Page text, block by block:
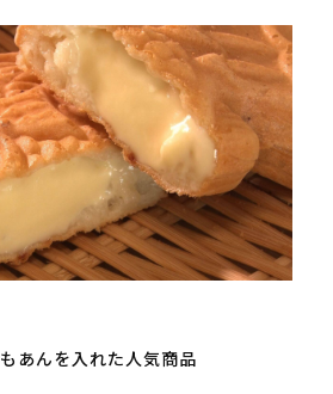
あんを入れた人気商品